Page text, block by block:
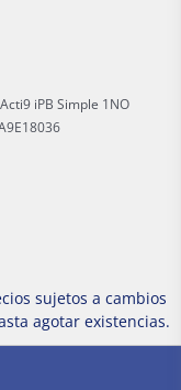
iPB Simple 1NO
sujetos a cambios
agotar existencias.